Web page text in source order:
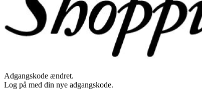
Adgangskode ændret.
Log på med din nye adgangskode.